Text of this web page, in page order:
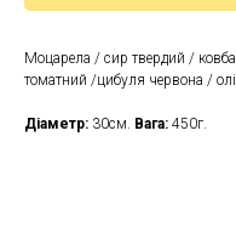
Моцарела / сир твердий /
томатний /цибуля червона /
Діаметр: 30см. Вага: 450г.